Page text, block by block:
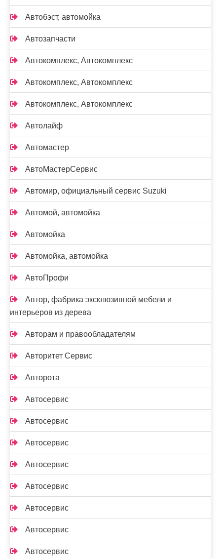
Автобэст, автомойка
Автозапчасти
Автокомплекс, Автокомплекс
Автокомплекс, Автокомплекс
Автокомплекс, Автокомплекс
Автолайф
Автомастер
АвтоМастерСервис
Автомир, официальный сервис Suzuki
Автомой, автомойка
Автомойка
Автомойка, автомойка
АвтоПрофи
Автор, фабрика эксклюзивной мебели и
интерьеров из дерева
Авторам и правообладателям
Авторитет Сервис
Авторота
Автосервис
Автосервис
Автосервис
Автосервис
Автосервис
Автосервис
Автосервис
Автосервис